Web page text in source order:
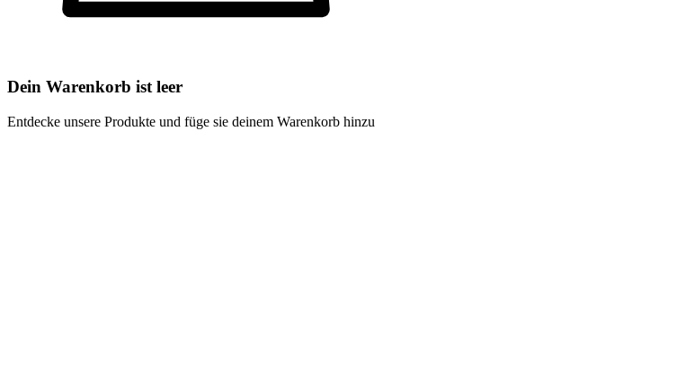
Dein Warenkorb ist leer
Entdecke unsere Produkte und füge sie deinem Warenkorb hinzu